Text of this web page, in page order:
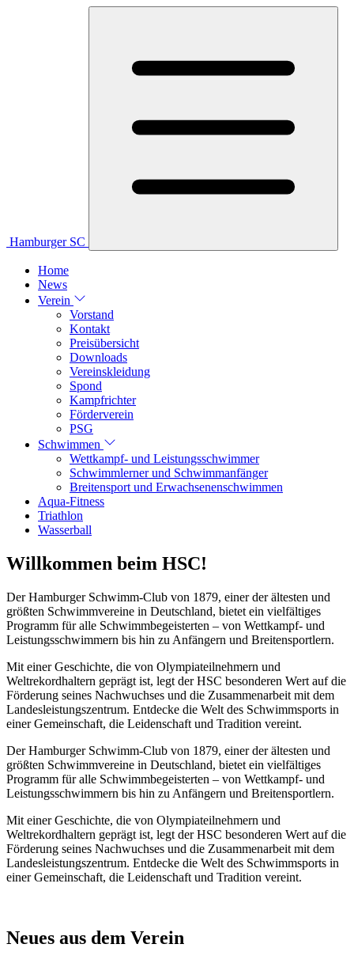
Hamburger SC
Home
News
Verein
Vorstand
Kontakt
Preisübersicht
Downloads
Vereinskleidung
Spond
Kampfrichter
Förderverein
PSG
Schwimmen
Wettkampf- und Leistungsschwimmer
Schwimmlerner und Schwimmanfänger
Breitensport und Erwachsenenschwimmen
Aqua-Fitness
Triathlon
Wasserball
Willkommen beim HSC!
Der Hamburger Schwimm-Club von 1879, einer der ältesten und
größten Schwimmvereine in Deutschland, bietet ein vielfältiges
Programm für alle Schwimmbegeisterten – von Wettkampf- und
Leistungsschwimmern bis hin zu Anfängern und Breitensportlern.
Mit einer Geschichte, die von Olympiateilnehmern und
Weltrekordhaltern geprägt ist, legt der HSC besonderen Wert auf die
Förderung seines Nachwuchses und die Zusammenarbeit mit dem
Landesleistungszentrum. Entdecke die Welt des Schwimmsports in
einer Gemeinschaft, die Leidenschaft und Tradition vereint.
Der Hamburger Schwimm-Club von 1879, einer der ältesten und
größten Schwimmvereine in Deutschland, bietet ein vielfältiges
Programm für alle Schwimmbegeisterten – von Wettkampf- und
Leistungsschwimmern bis hin zu Anfängern und Breitensportlern.
Mit einer Geschichte, die von Olympiateilnehmern und
Weltrekordhaltern geprägt ist, legt der HSC besonderen Wert auf die
Förderung seines Nachwuchses und die Zusammenarbeit mit dem
Landesleistungszentrum. Entdecke die Welt des Schwimmsports in
einer Gemeinschaft, die Leidenschaft und Tradition vereint.
Neues aus dem Verein